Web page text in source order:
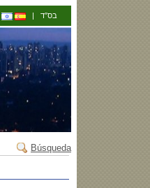
| בס″ד
Búsqueda